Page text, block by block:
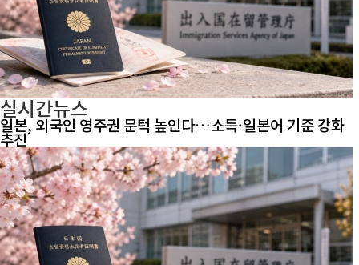
실시간뉴스
일본, 외국인 영주권 문턱 높인다…소득·일본어 기준 강화
추진